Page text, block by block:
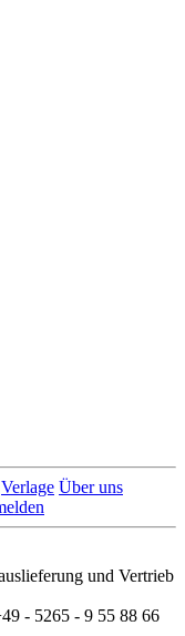
Verlage Über uns
und Vertrieb
- 5265 - 9 55 88 66